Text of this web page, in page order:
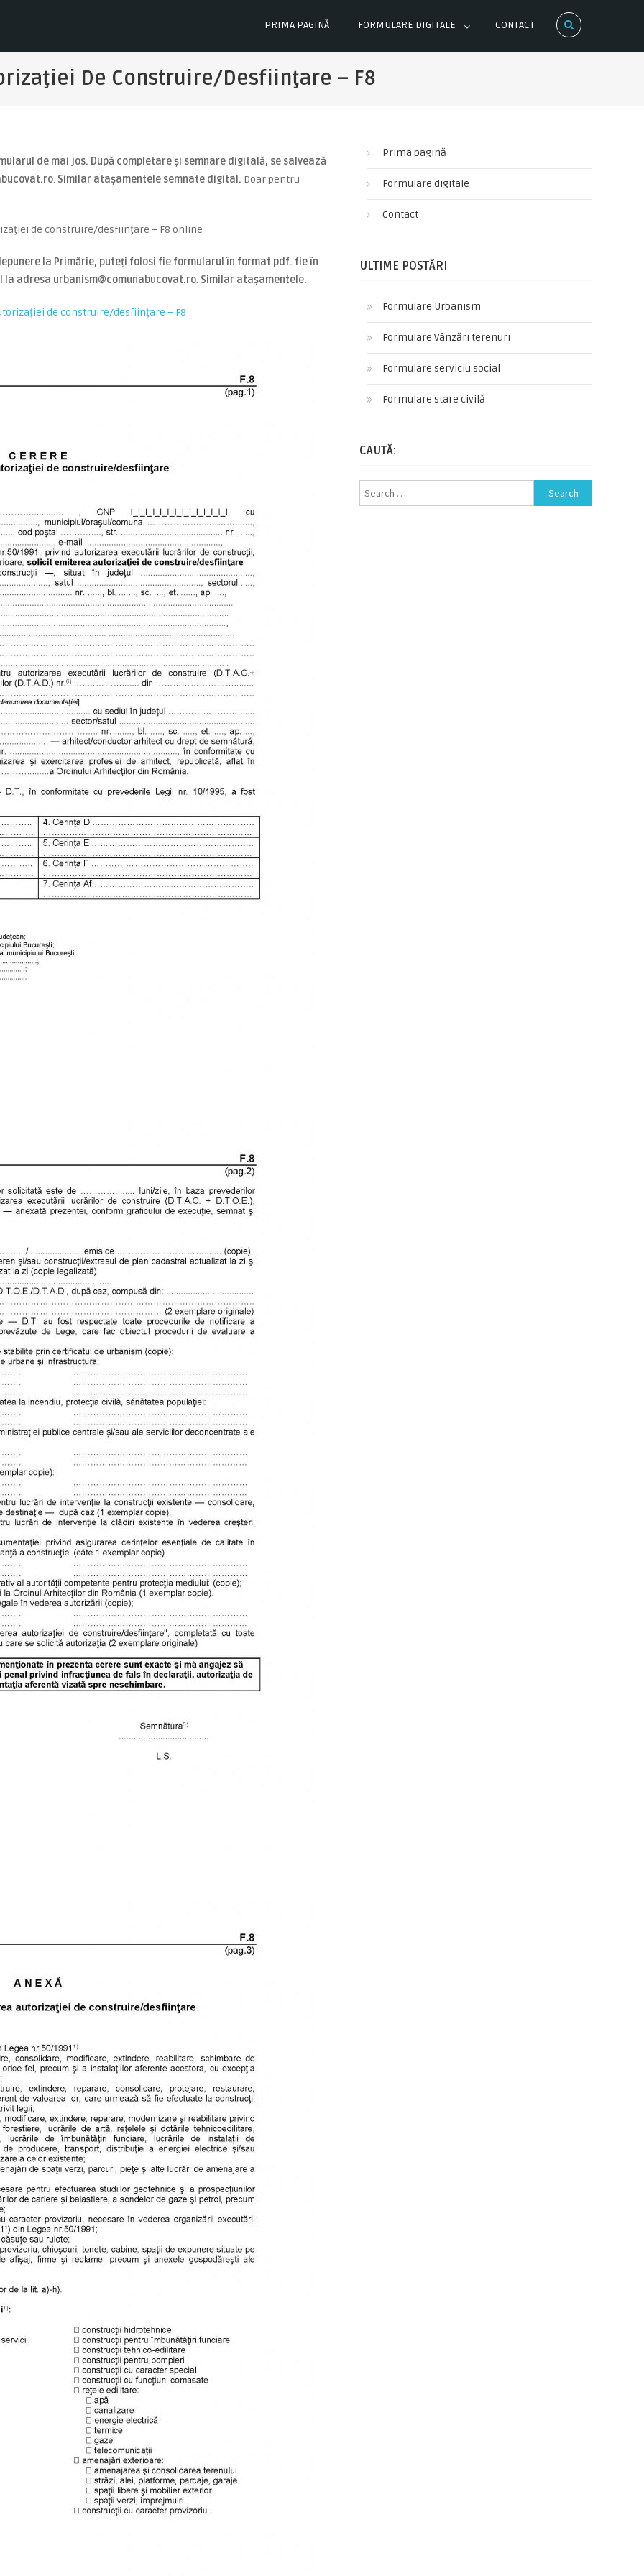
PRIMA PAGINĂ FORMULARE DIGITALE CONTACT
De Construire/desfiinţare – F8
de mai jos. După completare și semnare digitală, se salvează
. Similar atașamentele semnate digital. Doar pentru
de construire/desfiinţare – F8 online
la Primărie, puteți folosi fie formularul în format pdf. fie în
adresa urbanism@comunabucovat.ro. Similar atașamentele.
de construire/desfiinţare – F8
Prima pagină
Formulare digitale
Contact
ULTIME POSTĂRI
Formulare Urbanism
Formulare Vânzări terenuri
Formulare serviciu social
Formulare stare civilă
CAUTĂ:
Search for: